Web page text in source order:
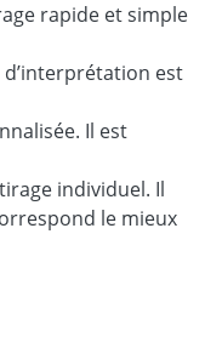
rapide et simple
est
Il est
individuel. Il
le mieux